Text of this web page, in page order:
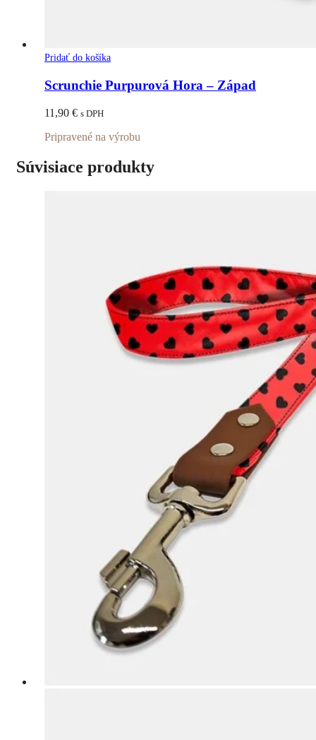
Pridať do košíka
Scrunchie Purpurová Hora – Západ
11,90 € s DPH
Pripravené na výrobu
Súvisiace produkty